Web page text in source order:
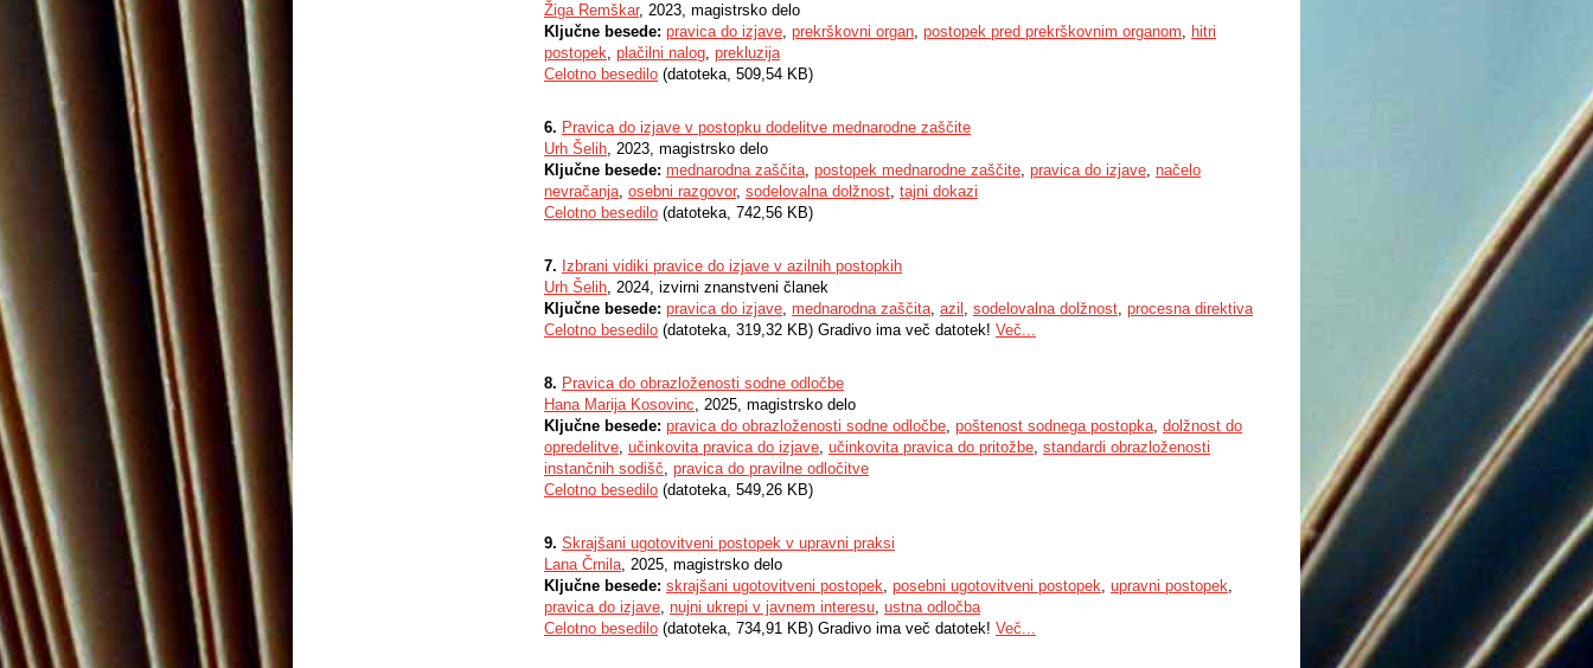
Žiga Remškar, 2023, magistrsko delo
Ključne besede: pravica do izjave, prekrškovni organ, postopek pred prekrškovnim organom, hitri
postopek, plačilni nalog, prekluzija
Celotno besedilo (datoteka, 509,54 KB)
6. Pravica do izjave v postopku dodelitve mednarodne zaščite
Urh Šelih, 2023, magistrsko delo
Ključne besede: mednarodna zaščita, postopek mednarodne zaščite, pravica do izjave, načelo
nevračanja, osebni razgovor, sodelovalna dolžnost, tajni dokazi
Celotno besedilo (datoteka, 742,56 KB)
7. Izbrani vidiki pravice do izjave v azilnih postopkih
Urh Šelih, 2024, izvirni znanstveni članek
Ključne besede: pravica do izjave, mednarodna zaščita, azil , sodelovalna dolžnost, procesna direktiva
Celotno besedilo (datoteka, 319,32 KB) Gradivo ima več datotek! Več...
8. Pravica do obrazloženosti sodne odločbe
Hana Marija Kosovinc, 2025, magistrsko delo
Ključne besede: pravica do obrazloženosti sodne odločbe, poštenost sodnega postopka, dolžnost do
opredelitve, učinkovita pravica do izjave, učinkovita pravica do pritožbe, standardi obrazloženosti
instančnih sodišč, pravica do pravilne odločitve
Celotno besedilo (datoteka, 549,26 KB)
9. Skrajšani ugotovitveni postopek v upravni praksi
Lana Črnila, 2025, magistrsko delo
Ključne besede: skrajšani ugotovitveni postopek, posebni ugotovitveni postopek, upravni postopek,
pravica do izjave, nujni ukrepi v javnem interesu, ustna odločba
Celotno besedilo (datoteka, 734,91 KB) Gradivo ima več datotek! Več...